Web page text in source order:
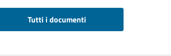
Tutti i documenti